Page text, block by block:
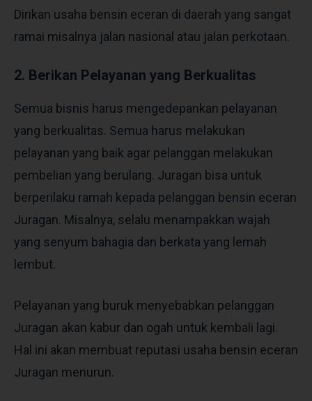
Dirikan usaha bensin eceran di daerah yang sangat
ramai misalnya jalan nasional atau jalan perkotaan.
2. Berikan Pelayanan yang Berkualitas
Semua bisnis harus mengedepankan pelayanan
yang berkualitas. Semua harus melakukan
pelayanan yang baik agar pelanggan melakukan
pembelian yang berulang. Juragan bisa untuk
berperilaku ramah kepada pelanggan bensin eceran
Juragan. Misalnya, selalu menampakkan wajah
yang senyum bahagia dan berkata yang lemah
lembut.
Pelayanan yang buruk menyebabkan pelanggan
Juragan akan kabur dan ogah untuk kembali lagi.
Hal ini akan membuat reputasi usaha bensin eceran
Juragan menurun.